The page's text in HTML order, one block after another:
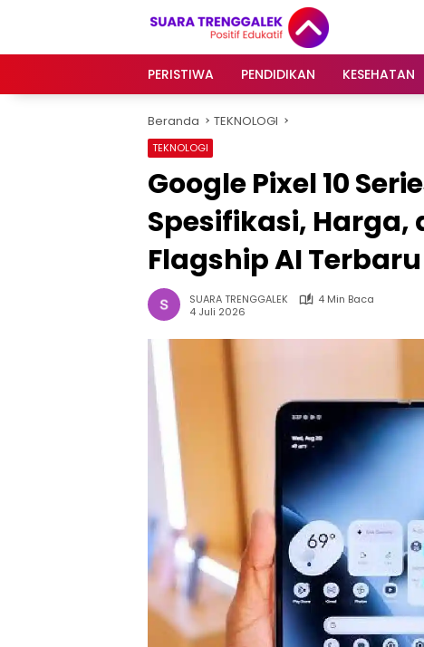
PERISTIWA
PENDIDIKAN KESEHATAN
Beranda TEKNOLOGI
TEKNOLOGI
Google Pixel 10
Spesifikasi,
Flagship AI
SUARA TRENGGALEK
4 Min Baca
4 Juli 2026